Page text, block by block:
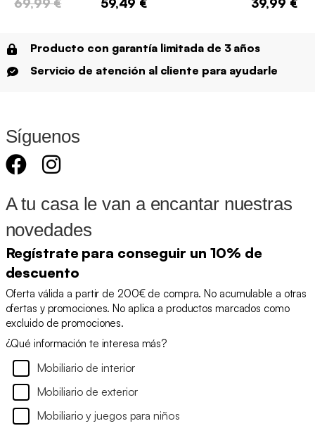
Producto con garantía limitada de 3 años
Servicio de atención al cliente para ayudarle
Síguenos
A tu casa le van a encantar nuestras
novedades
Regístrate para conseguir un 10% de
descuento
Oferta válida a partir de 200€ de compra. No acumulable a otras
ofertas y promociones. No aplica a productos marcados como
excluido de promociones.
¿Qué información te interesa más?
Mobiliario de interior
Mobiliario de exterior
Mobiliario y juegos para niños